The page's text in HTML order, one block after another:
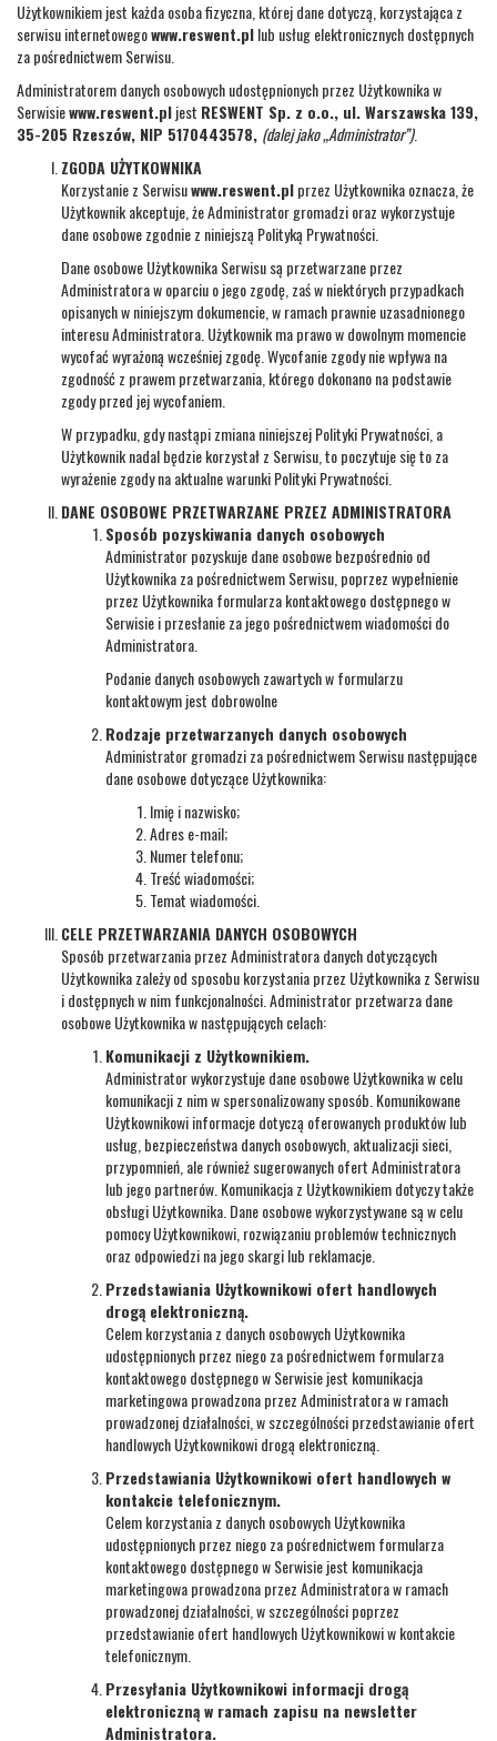
Użytkownikiem jest każda osoba fizyczna, której dane dotyczą, korzystająca z
serwisu internetowegowww.reswent.pllub usług elektronicznych dostępnych
za pośrednictwem Serwisu.
Administratorem danych osobowych udostępnionych przez Użytkownika w
Serwisiewww.reswent.pljest RESWENT Sp. z o.o., ul. Warszawska 139,
35-205 Rzeszów, NIP 5170443578, (dalej jako „Administrator”).
ZGODA UŻYTKOWNIKA
Korzystanie z Serwisuwww.reswent.plprzez Użytkownika oznacza, że
Użytkownik akceptuje, że Administrator gromadzi oraz wykorzystuje
dane osobowe zgodnie z niniejszą Polityką Prywatności.
Dane osobowe Użytkownika Serwisu są przetwarzane przez
Administratora w oparciu o jego zgodę, zaś w niektórych przypadkach
opisanych w niniejszym dokumencie, w ramach prawnie uzasadnionego
interesu Administratora. Użytkownik ma prawo w dowolnym momencie
wycofać wyrażoną wcześniej zgodę. Wycofanie zgody nie wpływa na
zgodność z prawem przetwarzania, którego dokonano na podstawie
zgody przed jej wycofaniem.
W przypadku, gdy nastąpi zmiana niniejszej Polityki Prywatności, a
Użytkownik nadal będzie korzystał z Serwisu, to poczytuje się to za
wyrażenie zgody na aktualne warunki Polityki Prywatności.
DANE OSOBOWE PRZETWARZANE PRZEZ ADMINISTRATORA
Sposób pozyskiwania danych osobowych
Administrator pozyskuje dane osobowe bezpośrednio od
Użytkownika za pośrednictwem Serwisu, poprzez wypełnienie
przez Użytkownika formularza kontaktowego dostępnego w
Serwisie i przesłanie za jego pośrednictwem wiadomości do
Administratora.
Podanie danych osobowych zawartych w formularzu
kontaktowym jest dobrowolne
Rodzaje przetwarzanych danych osobowych
Administrator gromadzi za pośrednictwem Serwisu następujące
dane osobowe dotyczące Użytkownika:
Imię i nazwisko;
Adres e-mail;
Numer telefonu;
Treść wiadomości;
Temat wiadomości.
CELE PRZETWARZANIA DANYCH OSOBOWYCH
Sposób przetwarzania przez Administratora danych dotyczących
Użytkownika zależy od sposobu korzystania przez Użytkownika z Serwisu
i dostępnych w nim funkcjonalności. Administrator przetwarza dane
osobowe Użytkownika w następujących celach:
Komunikacji z Użytkownikiem.
Administrator wykorzystuje dane osobowe Użytkownika w celu
komunikacji z nim w spersonalizowany sposób. Komunikowane
Użytkownikowi informacje dotyczą oferowanych produktów lub
usług, bezpieczeństwa danych osobowych, aktualizacji sieci,
przypomnień, ale również sugerowanych ofert Administratora
lub jego partnerów. Komunikacja z Użytkownikiem dotyczy także
obsługi Użytkownika. Dane osobowe wykorzystywane są w celu
pomocy Użytkownikowi, rozwiązaniu problemów technicznych
oraz odpowiedzi na jego skargi lub reklamacje.
Przedstawiania Użytkownikowi ofert handlowych
drogą elektroniczną.
Celem korzystania z danych osobowych Użytkownika
udostępnionych przez niego za pośrednictwem formularza
kontaktowego dostępnego w Serwisie jest komunikacja
marketingowa prowadzona przez Administratora w ramach
prowadzonej działalności, w szczególności przedstawianie ofert
handlowych Użytkownikowi drogą elektroniczną.
Przedstawiania Użytkownikowi ofert handlowych w
kontakcie telefonicznym.
Celem korzystania z danych osobowych Użytkownika
udostępnionych przez niego za pośrednictwem formularza
kontaktowego dostępnego w Serwisie jest komunikacja
marketingowa prowadzona przez Administratora w ramach
prowadzonej działalności, w szczególności poprzez
przedstawianie ofert handlowych Użytkownikowi w kontakcie
telefonicznym.
Przesyłania Użytkownikowi informacji drogą
elektroniczną w ramach zapisu na newsletter
Administratora.